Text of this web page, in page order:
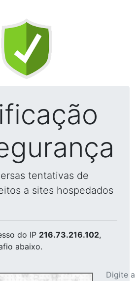
tentativas de
a sites hospedados
do IP 216.73.216.102,
abaixo.
Digite